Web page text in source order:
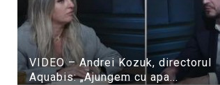
VIDEO – Andrei Kozuk, directorul
Aquabis: „Ajungem cu apa...